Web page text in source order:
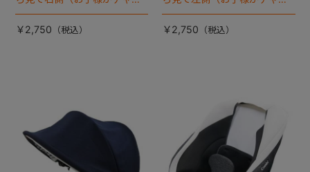
ルドシートに座った状態で左
手側となります）
￥2,750
ルドシートに座った状態で右
手側となります）
￥2,750